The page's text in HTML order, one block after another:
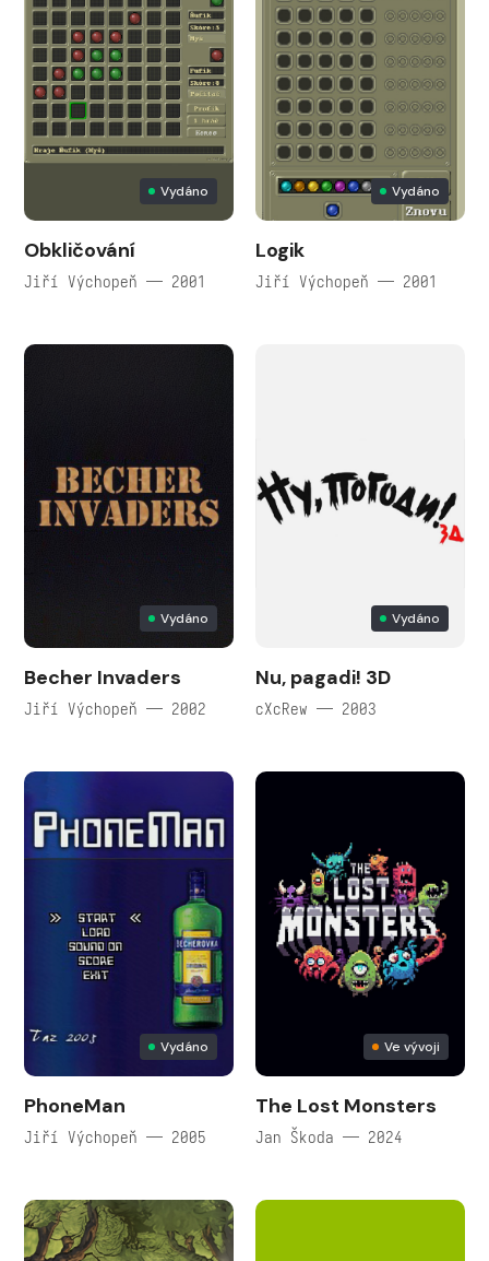
Vydáno
Obkličování
Jiří Výchopeň — 2001
Vydáno
Logik
Jiří Výchopeň — 2001
Vydáno
Becher Invaders
Jiří Výchopeň — 2002
Vydáno
Nu, pagadi! 3D
cXcRew — 2003
Vydáno
PhoneMan
Jiří Výchopeň — 2005
Ve vývoji
The Lost Monsters
Jan Škoda — 2024